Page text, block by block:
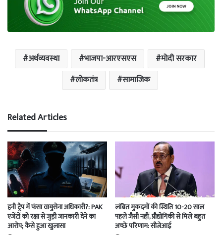
अर्थव्यवस्था भाजपा-आरएसएस
मोदी सरकार
लोकतंत्र
सामाजिक
Related Articles
हनी ट्रैप में फंसा वायुसेना अधिकारी?: PAK
एजेंटों को रक्षा से जुड़ी जानकारी देने का
आरोप; कैसे हुआ खुलासा
लंबित मुकदमों की स्थिति 10-20 साल
पहले जैसी नहीं, प्रौद्योगिकी से मिले बहुत
अच्छे परिणाम: सीजेआई